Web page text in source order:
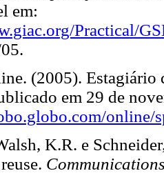
em:
Practical/
(2005).
em 29 de
online/
K.R. e